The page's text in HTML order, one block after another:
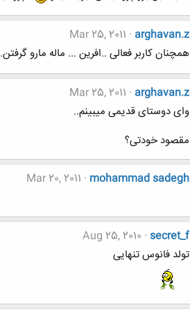
arghavan.z
Mar 25, 2011
همچنان کاربر فعالی ..افرین ... ماله مارو
arghavan.z
Mar 25, 2011
وای دوستای قدیمی میبینم..
مقصود خودتی؟
mohammad sadegh
Mar 20, 2011
secret_f
Aug 25, 2010
تولد فانوس تنهایی